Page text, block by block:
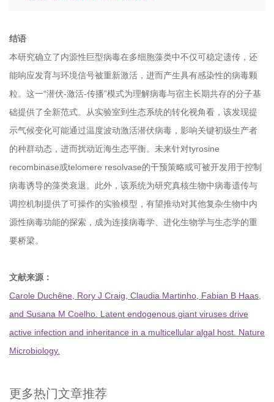
结语
本研究确立了内源性巨型病毒在多细胞藻类中不仅可稳定遗传，还
能响应发育与环境信号被重新激活，进而产生具有感染性的病毒颗
粒。这一“潜伏-激活-传播”模式为理解病毒与宿主长期共存的分子基
础提供了全新范式。从实验室到生态系统的转化视角看，该发现提
示气候变化可能通过温度波动激活潜伏病毒，影响关键初级生产者
的种群动态，进而扰动近海生态平衡。未来针对tyrosine
recombinase或telomere resolvase的干预策略或可被开发用于控制
病毒诱导的藻类衰退。此外，该系统为研究真核生物中病毒遗传与
调控机制提供了可操作的实验模型，有望推动对其他复杂生物中内
源性病毒功能的探索，成为连接病毒学、进化生物学与生态学的重
要桥梁。
文献来源：
Carole Duchêne, Rory J Craig, Claudia Martinho, Fabian B Haas,
and Susana M Coelho. Latent endogenous giant viruses drive
active infection and inheritance in a multicellular algal host. Nature
Microbiology.
更多热门文章推荐